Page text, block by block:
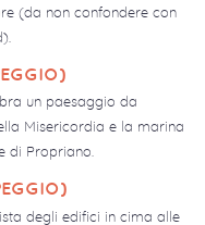
(da non confondere con
un paesaggio da
Misericordia e la marina
di Propriano.
degli edifici in cima alle